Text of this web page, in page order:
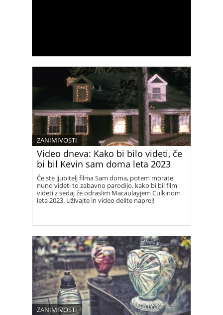
Video dneva: Kako bi bilo videti, če
bi bil Kevin sam doma leta 2023
ZANIMIVOSTI
Če ste ljubitelj filma Sam doma, potem morate
nuno videti to zabavno parodijo, kako bi bil film
videti z sedaj že odraslim Macaulayjem Culkinom
leta 2023. Uživajte in video delite naprej!
ZANIMIVOSTI